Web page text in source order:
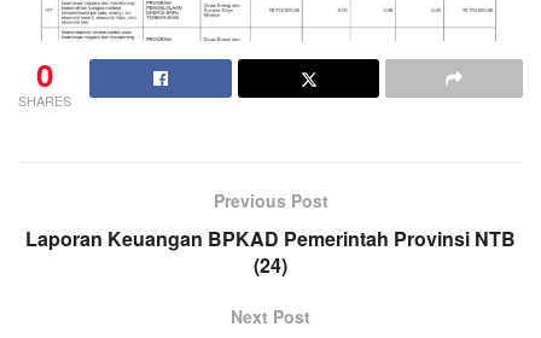
0
SHARES
Previous Post
Laporan Keuangan BPKAD Pemerintah Provinsi NTB
(24)
Next Post